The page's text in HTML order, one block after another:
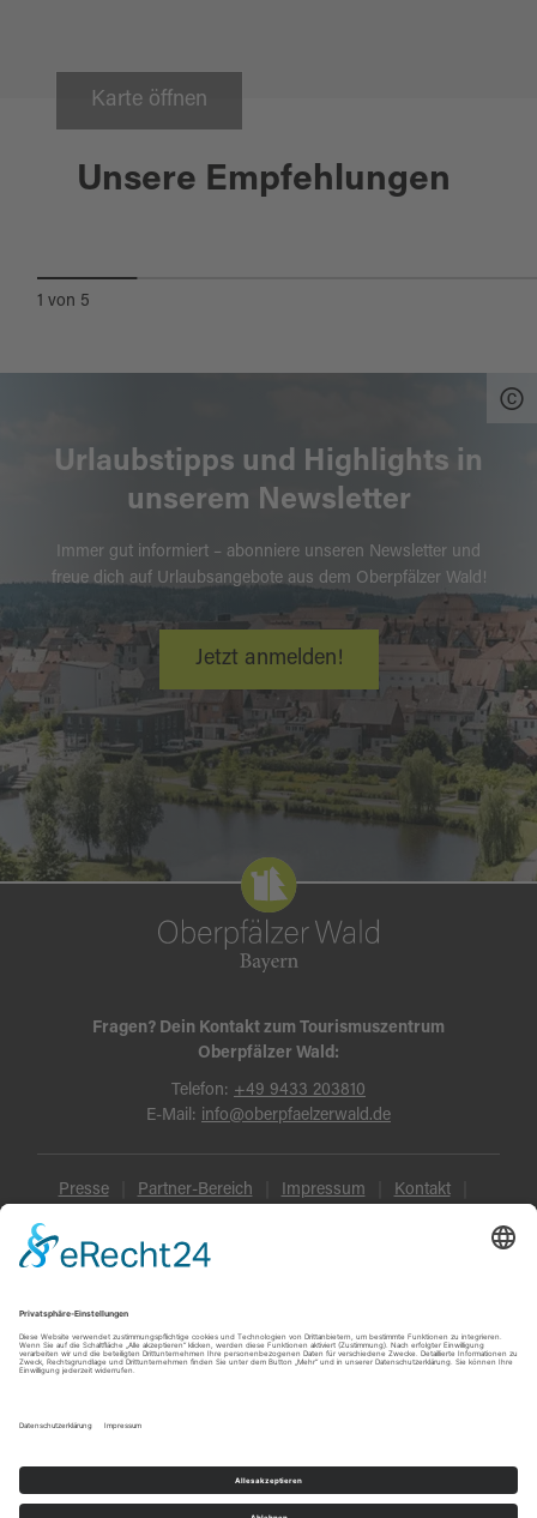
Karte öffnen
Unsere Empfehlungen
Erbendorf
1 von 5
Urlaubstipps und Highlights in
unserem Newsletter
Immer gut informiert – abonniere unseren Newsletter und
freue dich auf Urlaubsangebote aus dem Oberpfälzer Wald!
Jetzt anmelden!
Fragen? Dein Kontakt zum Tourismuszentrum
Oberpfälzer Wald:
Telefon: +49 9433 203810
E-Mail: info@oberpfaelzerwald.de
Presse Partner-Bereich Impressum Kontakt
Datenschutz